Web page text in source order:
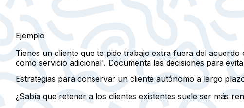
Ejemplo
Tienes un cliente que te pide trabajo extra fuera del
como servicio adicional'. Documenta las decisiones para
Estrategias para conservar un cliente autónomo a largo
¿Sabía que retener a los clientes existentes suele ser más